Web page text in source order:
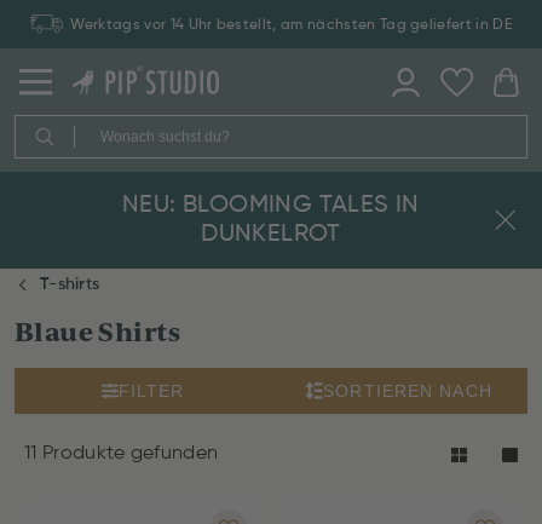
Werktags vor 14 Uhr bestellt, am nächsten Tag geliefert in DE
NEU: BLOOMING TALES IN
DUNKELROT
T-shirts
Blaue Shirts
FILTER SORTIEREN NACH
11 Produkte gefunden